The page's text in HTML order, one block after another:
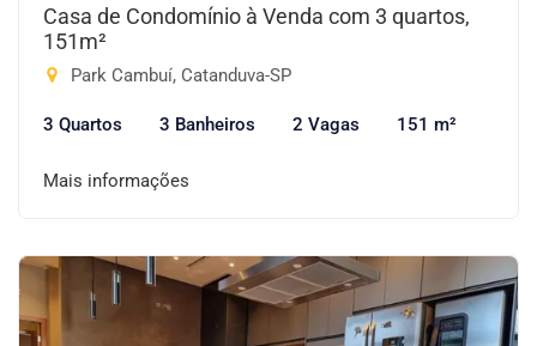
Casa de Condomínio à Venda com 3 quartos,
151m²
Park Cambuí, Catanduva-SP
3 Quartos 3 Banheiros 2 Vagas 151 m²
Mais informações